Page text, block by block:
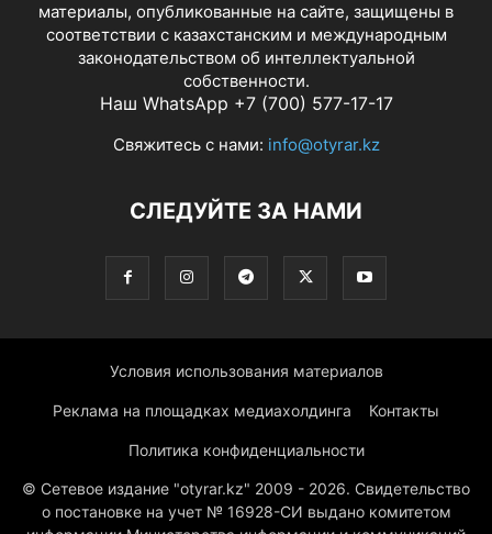
материалы, опубликованные на сайте, защищены в
соответствии с казахстанским и международным
законодательством об интеллектуальной
собственности.
Наш WhatsApp +7 (700) 577-17-17
Свяжитесь с нами: info@otyrar.kz
СЛЕДУЙТЕ ЗА НАМИ
Условия использования материалов
Реклама на площадках медиахолдинга Контакты
Политика конфиденциальности
© Сетевое издание "otyrar.kz" 2009 - 2026. Свидетельство
о постановке на учет № 16928-СИ выдано комитетом